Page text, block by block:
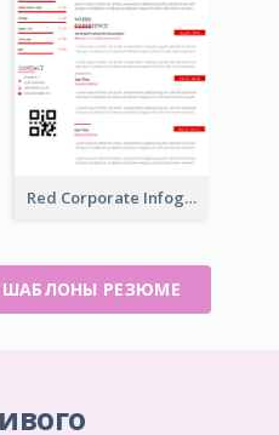
Red Corporate Infographic Resume
ШАБЛОНЫ РЕЗЮМЕ